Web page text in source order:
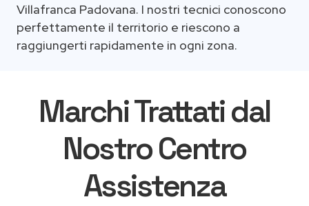
Villafranca Padovana. I nostri tecnici conoscono
perfettamente il territorio e riescono a
raggiungerti rapidamente in ogni zona.
Marchi Trattati dal
Nostro Centro
Assistenza